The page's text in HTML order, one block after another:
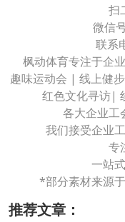
扫
微信
联系
枫动体育专注于企
趣味运动会 | 线上健
红色文化寻访|
各大企业工
我们接受企业
专
一站
*部分素材来源
推荐文章：